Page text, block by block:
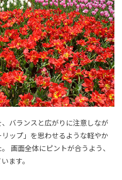
バランスと広がりに注意しなが
ップ」を思わせるような軽やか
画面全体にピントが合うよう、
ます。